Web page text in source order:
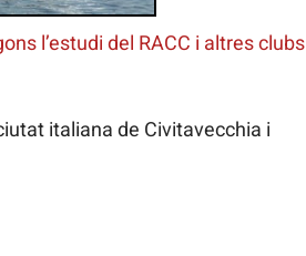
l’estudi del RACC i altres clubs
italiana de Civitavecchia i